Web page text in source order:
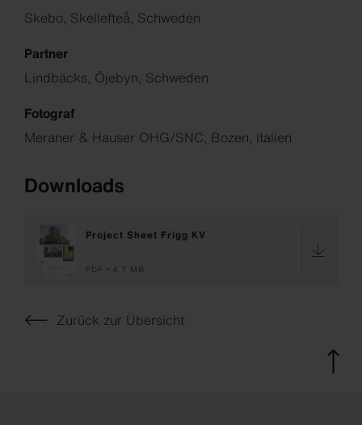
Skebo, Skellefteå, Schweden
Partner
Lindbäcks, Öjebyn, Schweden
Fotograf
Meraner & Hauser OHG/SNC, Bozen, Italien
Downloads
Project Sheet Frigg KV
PDF 4,7 MB
Zurück zur Übersicht